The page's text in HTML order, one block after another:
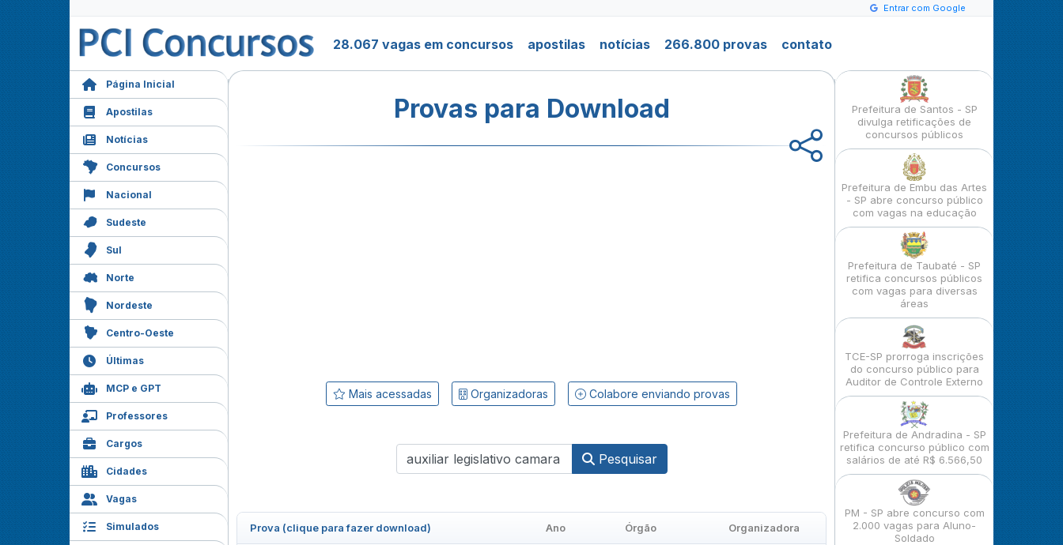
Entrar com Google
28.067 vagas em concursos apostilas notícias 266.800 provas contato
Página Inicial
Apostilas
Notícias
Concursos
Nacional
Sudeste
Sul
Norte
Nordeste
Centro-Oeste
Últimas
MCP e GPT
Professores
Cargos
Cidades
Vagas
Simulados
Provas para Download
Mais acessadas Organizadoras Colabore enviando provas
Pesquisar
Prova (clique para fazer download) Ano Órgão Organizadora
Prefeitura de Santos - SP
divulga retificações de
concursos públicos
Prefeitura de Embu das Artes
- SP abre concurso público
com vagas na educação
Prefeitura de Taubaté - SP
retifica concursos públicos
com vagas para diversas
áreas
TCE-SP prorroga inscrições
do concurso público para
Auditor de Controle Externo
Prefeitura de Andradina - SP
retifica concurso público com
salários de até R$ 6.566,50
PM - SP abre concurso com
2.000 vagas para Aluno-
Soldado